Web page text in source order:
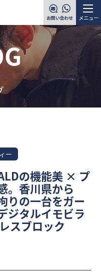
メニュー
ー
の機能美 × プ
。香川県から
りの一台をガー
ジタルイモビラ
スブロック